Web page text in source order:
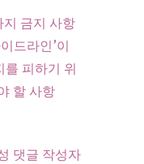
금지 사항
드라인’이
를 피하기 위
할 사항
댓글 작성자